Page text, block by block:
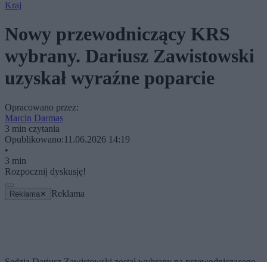
Kraj
Nowy przewodniczący KRS
wybrany. Dariusz Zawistowski
uzyskał wyraźne poparcie
Opracowano przez:
Marcin Darmas
3 min czytania
Opublikowano:11.06.2026 14:19
•
3 min
Rozpocznij dyskusję!
Reklama ✕ Reklama